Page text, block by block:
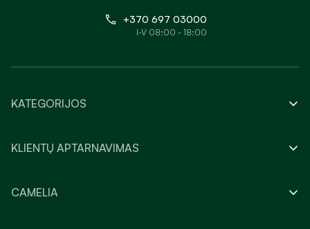
+370 697 03000
I-V 08:00 - 18:00
KATEGORIJOS
KLIENTŲ APTARNAVIMAS
CAMELIA